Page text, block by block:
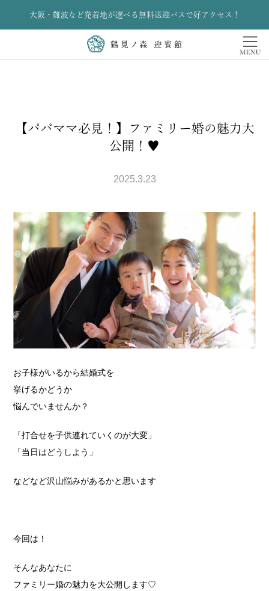
大阪・難波など発着地が選べる無料送迎バスで好アクセス！
【パパママ必見！】ファミリー婚の魅力大
公開！♥
2025.3.23
お子様がいるから結婚式を
挙げるかどうか
悩んでいませんか？
「打合せを子供連れていくのが大変」
「当日はどうしよう」
などなど沢山悩みがあるかと思います
今回は！
そんなあなたに
ファミリー婚の魅力を大公開します♡